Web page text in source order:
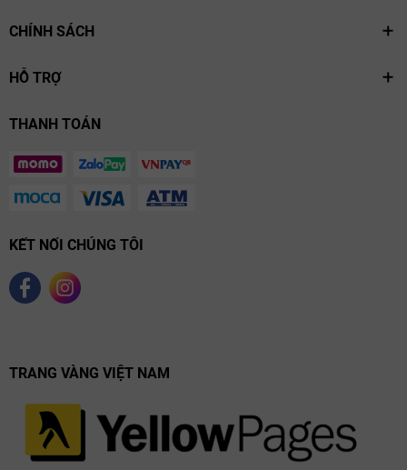
nước Ý. Đây là lựa chọn lý tưởng cho những ai muốn khám phá tinh
hoa của dòng rượu Barolo danh giá.
Với phong cách cổ điển và hương vị tinh tế, Comm. G.B. Burlotto
CHÍNH SÁCH
HỖ TRỢ
THANH TOÁN
KẾT NỐI CHÚNG TÔI
TRANG VÀNG VIỆT NAM